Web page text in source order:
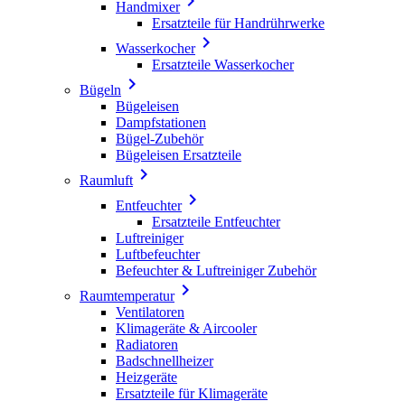
Handmixer
Ersatzteile für Handrührwerke
Wasserkocher
Ersatzteile Wasserkocher
Bügeln 
Bügeleisen
Dampfstationen
Bügel-Zubehör
Bügeleisen Ersatzteile
Raumluft 
Entfeuchter
Ersatzteile Entfeuchter
Luftreiniger
Luftbefeuchter
Befeuchter & Luftreiniger Zubehör
Raumtemperatur
Ventilatoren
Klimageräte & Aircooler
Radiatoren
Badschnellheizer
Heizgeräte
Ersatzteile für Klimageräte